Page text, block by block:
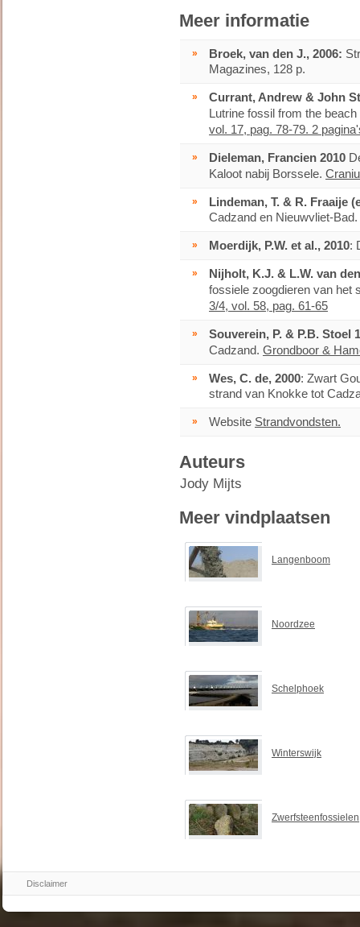
Meer informatie
» Broek, van den J., 2006:
Magazines, 128 p.
»
Currant, Andrew & John
Lutrine fossil from the
vol. 17, pag. 78-79. 2
» Dieleman, Francien 2010
Kaloot nabij Borssele.
»
Lindeman, T. & R. Fraaije
Cadzand en Nieuwvliet-Bad.
» Moerdijk, P.W. et al., 2010:
»
Nijholt, K.J. & L.W. van
fossiele zoogdieren van het
3/4, vol. 58, pag. 61-65
»
Souverein, P. & P.B. Stoel
Cadzand. Grondboor &
» Wes, C. de, 2000: Zwart
strand van Knokke tot
» Website Strandvondsten.
Auteurs
Jody Mijts
Meer vindplaatsen
Langenboom
Noordzee
Schelphoek
Winterswijk
Zwerfsteenfossielen
Disclaimer